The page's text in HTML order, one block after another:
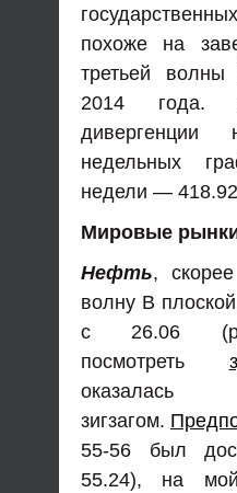
похоже на
третьей
2014 года.
недельных
недели —
Мировые
Нефть,
волну В
с 26.06
посмотреть
зигзагом.
55-56 был
55.24), на